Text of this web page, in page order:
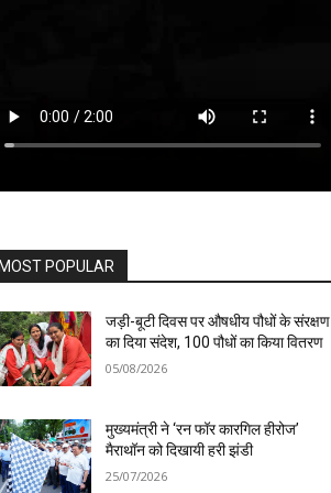
POPULAR
जड़ी-बूटी दिवस पर औषधीय पौधों के संरक्षण
का दिया संदेश, 100 पौधों का किया वितरण
05/08/2026
मुख्यमंत्री ने ‘रन फॉर कारगिल हीरोज’
मैराथॉन को दिखायी हरी झंडी
25/07/2026